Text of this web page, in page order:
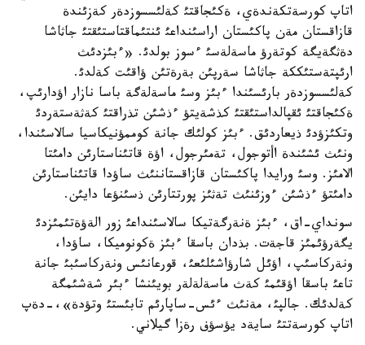
اتاپ كورسةتكةندةي، ةكئجاقتئ كةلئسسوزدةر كةزئندة
قازاقستان مةن پاكئستان اراسئنداعئ ئنتئماقتاستئقتئ جاثاشا
دةثگةيگة كوتةرؤ ماسةلةسئ ءسوز بولدئ. «ءبئزدئث
ارئپتةستئككة جاثاشا سةرپئن بةرةتئن ؤاقئت كةلدئ.
كةلئسسوزدةر بارئسئندا ءبئز وسئ ماسةلةگة باسا نازار اؤدارئپ،
ةكئجاقتئ ئقپالداستئقتئ كذشةيتؤ ءذشئن تذراقتئ كةثةستةردئ
وتكئزؤدئ ذيعاردئق. ءبئز كولئك جانة كوممؤنيكاسيا سالاسئندا،
ونئث ئشئندة اأتوجول، تةمئرجول، اؤة قاتئناستارئن دامئتا
الامئز. وسئ ورايدا پاكئستان قازاقستاننئث ساؤدا قاتئناستارئن
دامئتؤ ءذشئن ءوزئنئث تةثئز پورتتارئن ذسئنؤعا دايئن.
سونداي-اق، ءبئز ةنةرگةتيكا سالاسئنداعئ زور الةؤةتئمئزدئ
يگةرؤئمئز قاجةت. بذدان باسقا ءبئز ةكونوميكا، ساؤدا،
ونةركاسئپ، اؤئل شارؤاشئلئعئ، قورعانئس ونةركاسئبئ جانة
تاعئ باسقا اؤقئمئ كةث ماسةلةلةر بويئنشا ءبئر شةشئمگة
كةلدئك. جالپئ، مةنئث ءئس-ساپارئم تابئستئ وتؤدة»،-دةپ
اتاپ كورسةتتئ سايةد يؤسؤف رةزا گيلاني.